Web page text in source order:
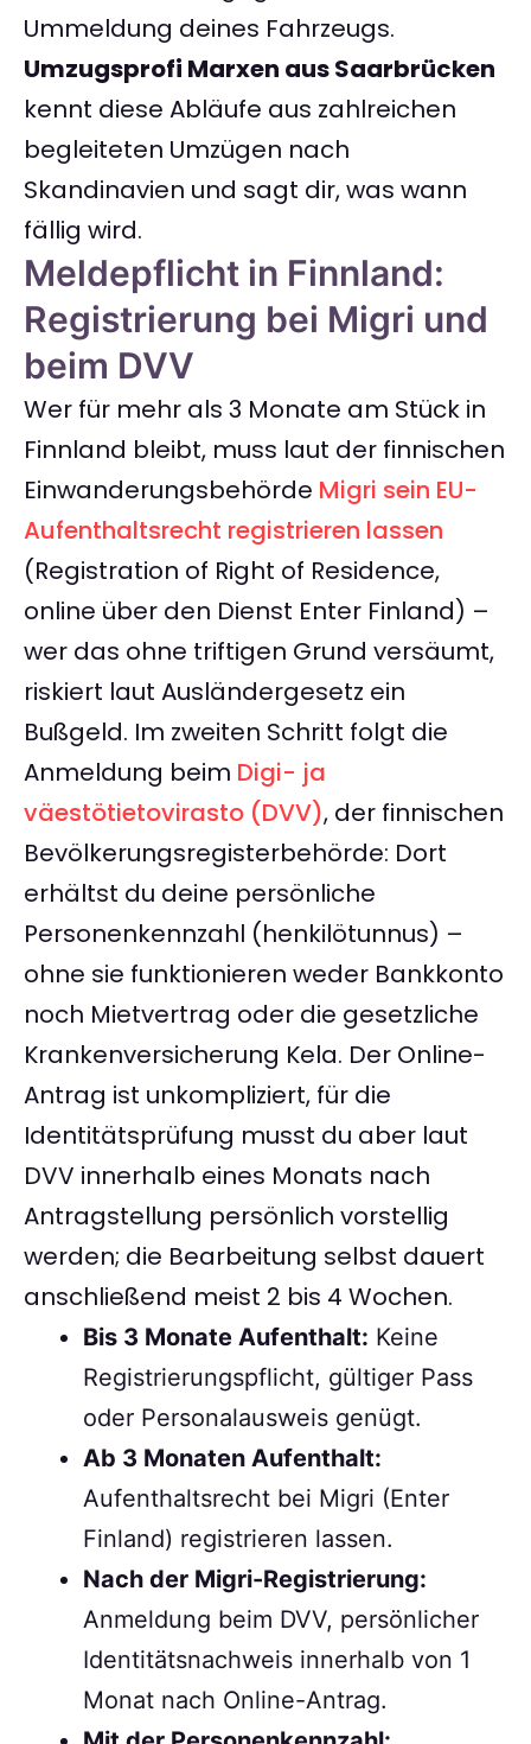
Ummeldung deines Fahrzeugs.
Umzugsprofi Marxen aus Saarbrücken
kennt diese Abläufe aus zahlreichen
begleiteten Umzügen nach
Skandinavien und sagt dir, was wann
fällig wird.
Meldepflicht in Finnland:
Registrierung bei Migri und
beim DVV
Wer für mehr als 3 Monate am Stück in
Finnland bleibt, muss laut der finnischen
Einwanderungsbehörde Migri sein EU-
Aufenthaltsrecht registrieren lassen
(Registration of Right of Residence,
online über den Dienst Enter Finland) –
wer das ohne triftigen Grund versäumt,
riskiert laut Ausländergesetz ein
Bußgeld. Im zweiten Schritt folgt die
Anmeldung beim Digi- ja
väestötietovirasto (DVV), der finnischen
Bevölkerungsregisterbehörde: Dort
erhältst du deine persönliche
Personenkennzahl (henkilötunnus) –
ohne sie funktionieren weder Bankkonto
noch Mietvertrag oder die gesetzliche
Krankenversicherung Kela. Der Online-
Antrag ist unkompliziert, für die
Identitätsprüfung musst du aber laut
DVV innerhalb eines Monats nach
Antragstellung persönlich vorstellig
werden; die Bearbeitung selbst dauert
anschließend meist 2 bis 4 Wochen.
Bis 3 Monate Aufenthalt: Keine
Registrierungspflicht, gültiger Pass
oder Personalausweis genügt.
Ab 3 Monaten Aufenthalt:
Aufenthaltsrecht bei Migri (Enter
Finland) registrieren lassen.
Nach der Migri-Registrierung:
Anmeldung beim DVV, persönlicher
Identitätsnachweis innerhalb von 1
Monat nach Online-Antrag.